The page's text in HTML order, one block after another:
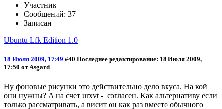
Участник
Сообщений: 37
Записан
Ubuntu Lfk Edition 1.0
18 Июля 2009, 17:49 #40 Последнее редактирование: 18 Июля 2009,
17:50 от Asgard
Ну фоновые рисунки это действительно дело вкуса. На кой
они нужны? А на счет urxvt - согласен. Как альтернативу если
только рассматривать, а висит он как раз вместо обычного